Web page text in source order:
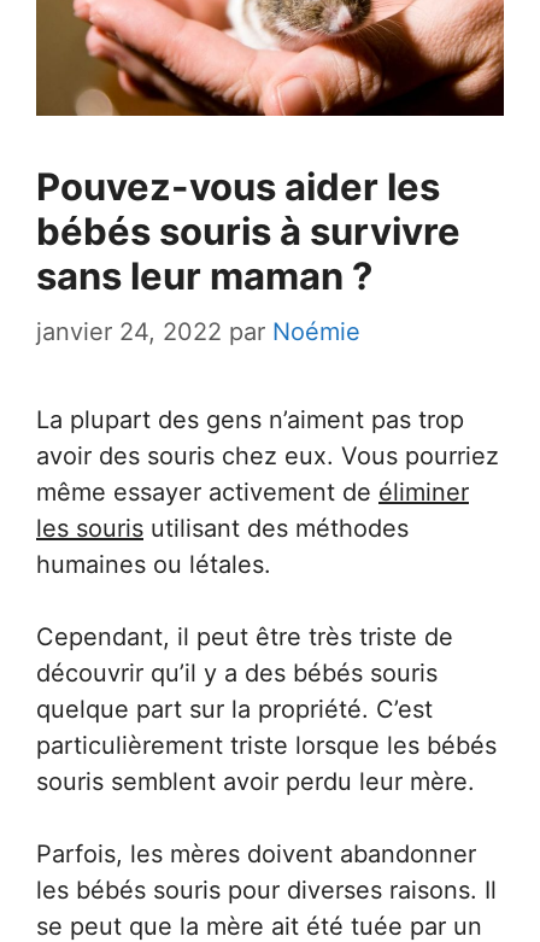
Pouvez-vous aider les
bébés souris à survivre
sans leur maman ?
janvier 24, 2022 par Noémie
La plupart des gens n’aiment pas trop
avoir des souris chez eux. Vous pourriez
même essayer activement de éliminer
les souris utilisant des méthodes
humaines ou létales.
Cependant, il peut être très triste de
découvrir qu’il y a des bébés souris
quelque part sur la propriété. C’est
particulièrement triste lorsque les bébés
souris semblent avoir perdu leur mère.
Parfois, les mères doivent abandonner
les bébés souris pour diverses raisons. Il
se peut que la mère ait été tuée par un